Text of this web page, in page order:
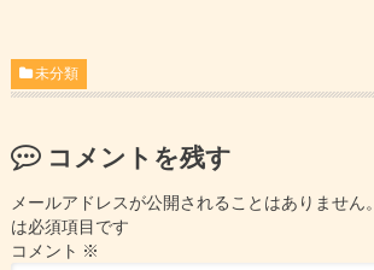
未分類
コメントを残す
メールアドレスが公開されることはありません。
は必須項目です
コメント ※